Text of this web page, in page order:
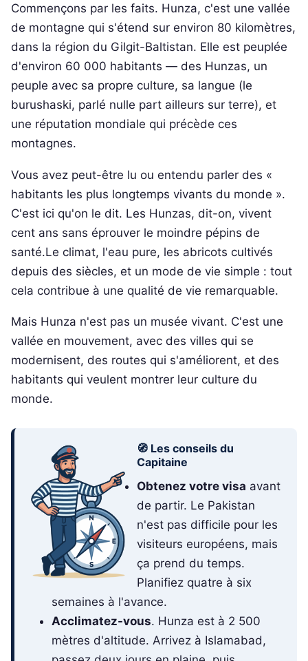
Commençons par les faits. Hunza, c'est une vallée
de montagne qui s'étend sur environ 80 kilomètres,
dans la région du Gilgit-Baltistan. Elle est peuplée
d'environ 60 000 habitants — des Hunzas, un
peuple avec sa propre culture, sa langue (le
burushaski, parlé nulle part ailleurs sur terre), et
une réputation mondiale qui précède ces
montagnes.
Vous avez peut-être lu ou entendu parler des «
habitants les plus longtemps vivants du monde ».
C'est ici qu'on le dit. Les Hunzas, dit-on, vivent
cent ans sans éprouver le moindre pépins de
santé.Le climat, l'eau pure, les abricots cultivés
depuis des siècles, et un mode de vie simple : tout
cela contribue à une qualité de vie remarquable.
Mais Hunza n'est pas un musée vivant. C'est une
vallée en mouvement, avec des villes qui se
modernisent, des routes qui s'améliorent, et des
habitants qui veulent montrer leur culture du
monde.
🧭 Les conseils du
Capitaine
Obtenez votre visa avant
de partir. Le Pakistan
n'est pas difficile pour les
visiteurs européens, mais
ça prend du temps.
Planifiez quatre à six
semaines à l'avance.
Acclimatez-vous. Hunza est à 2 500
mètres d'altitude. Arrivez à Islamabad,